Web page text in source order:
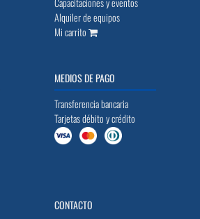
Alquiler de equipos
Mi carrito
MEDIOS DE PAGO
Transferencia bancaria
Tarjetas débito y crédito
CONTACTO